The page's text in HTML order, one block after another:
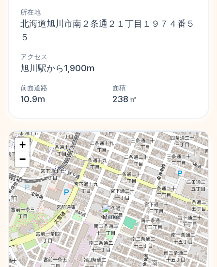
所在地
北海道旭川市南２条通２１丁目１９７４番５
５
アクセス
旭川駅から1,900m
前面道路
10.9m
面積
238㎡
+
−